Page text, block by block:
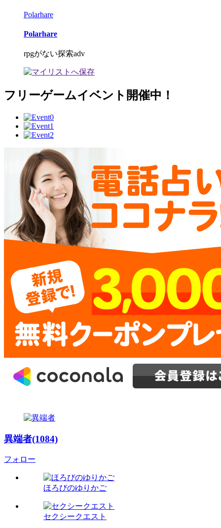
Polarhare
Polarhare
rpgがない探索adv
フリーゲームイベント開催中！
異端者(1084)
フォロー
ほろびのゆりかご
セクシークエスト